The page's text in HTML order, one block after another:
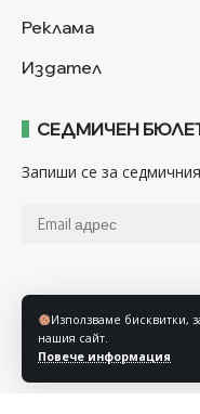
Използваме бисквитки,
нашия сайт.
Повече информация
Реклама
Издател
СЕДМИЧЕН
Запиши се за